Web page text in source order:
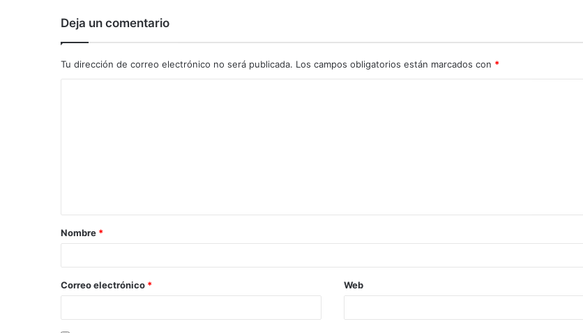
Deja un comentario
Tu dirección de correo electrónico no será publicada. Los campos obligatorios están marcados con *
a
r
*
Nombre *
Correo electrónico * Web